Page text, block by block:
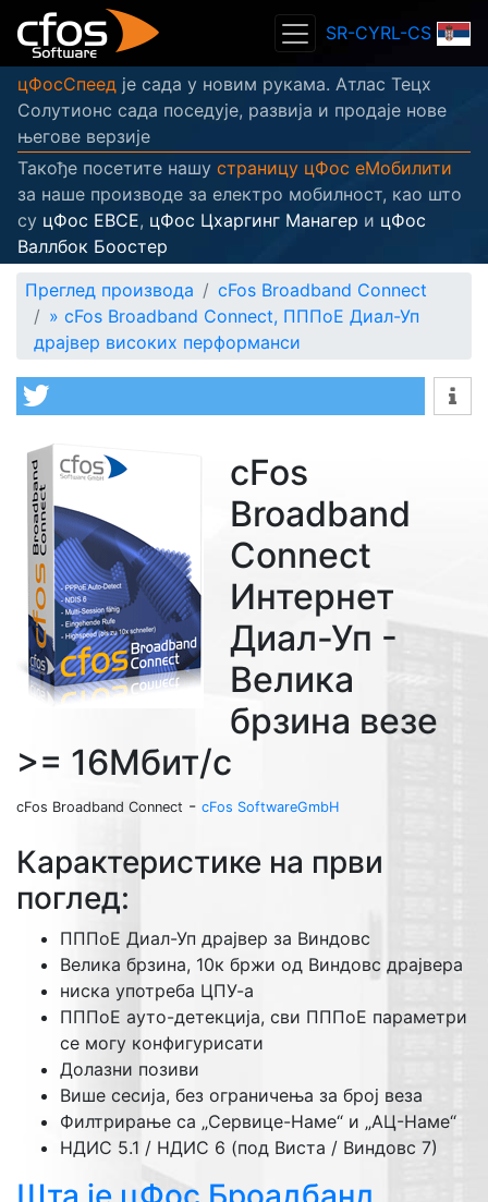
SR-CYRL-CS
цФосСпеед је сада у новим рукама. Атлас Тецх
Солутионс сада поседује, развија и продаје нове
његове верзије
Такође посетите нашу страницу цФос еМобилити
за наше производе за електро мобилност, као што
су цФос ЕВСЕ, цФос Цхаргинг Манагер и цФос
Валлбок Боостер
Преглед производа
cFos Broadband Connect
» cFos Broadband Connect, ПППоЕ Диал-Уп
драјвер високих перформанси
cFos
Broadband
Connect
Интернет
Диал-Уп -
Велика
брзина везе
>= 16Мбит/с
cFos Broadband Connect - cFos SoftwareGmbH
Карактеристике на први
поглед:
ПППоЕ Диал-Уп драјвер за Виндовс
Велика брзина, 10к бржи од Виндовс драјвера
ниска употреба ЦПУ-а
ПППоЕ ауто-детекција, сви ПППоЕ параметри
се могу конфигурисати
Долазни позиви
Више сесија, без ограничења за број веза
Филтрирање са „Сервице-Наме“ и „АЦ-Наме“
НДИС 5.1 / НДИС 6 (под Виста / Виндовс 7)